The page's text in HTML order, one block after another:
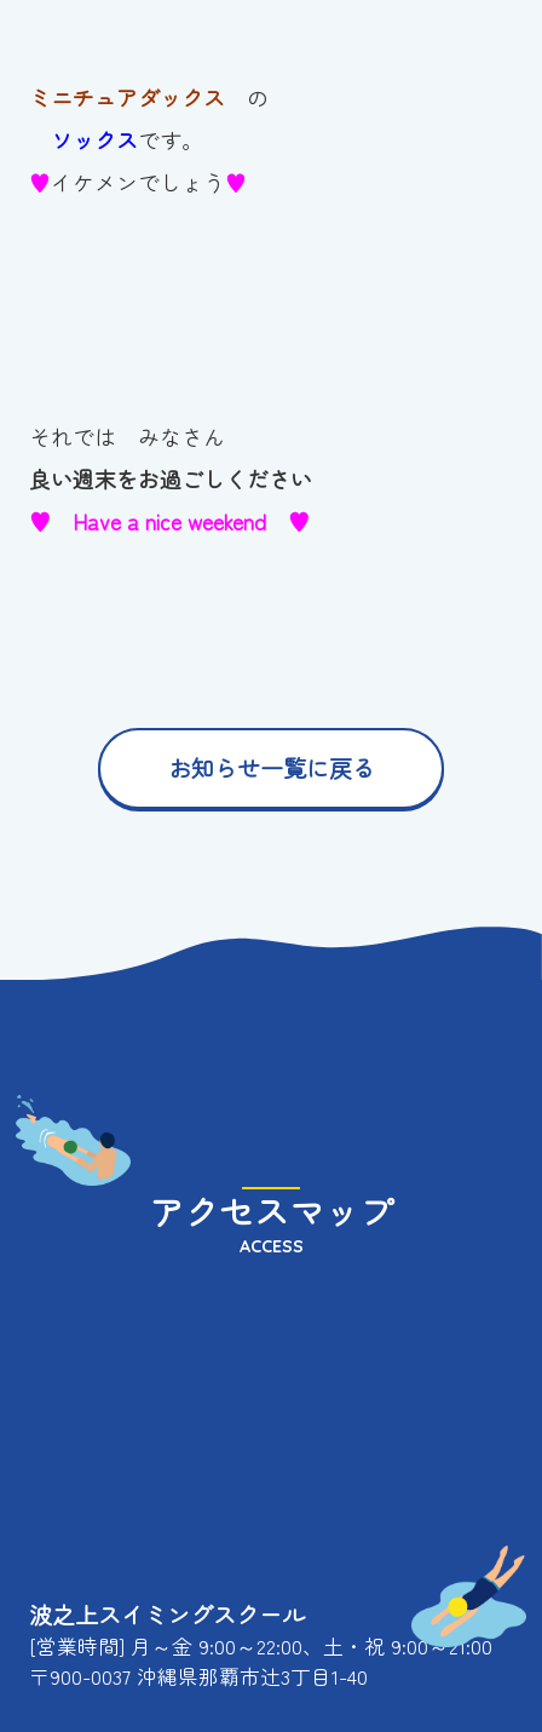
ミニチュアダックス の
ソックスです。
♥イケメンでしょう ♥
それでは みなさん
良い週末をお過ごしください
♥ Have a nice weekend ♥
お知らせ一覧に戻る
アクセスマップ
ACCESS
波之上スイミングスクール
[営業時間] 月～金 9:00～22:00、土・祝 9:00～21:00
〒900-0037 沖縄県那覇市辻3丁目1-40